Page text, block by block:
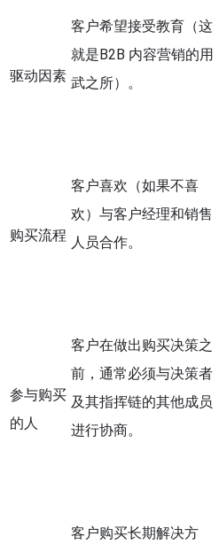
驱动因素
客户希望接受教育（这
就是B2B 内容营销的用
武之所）。
购买流程
客户喜欢（如果不喜
欢）与客户经理和销售
人员合作。
参与购买
的人
客户在做出购买决策之
前，通常必须与决策者
及其指挥链的其他成员
进行协商。
客户购买长期解决方